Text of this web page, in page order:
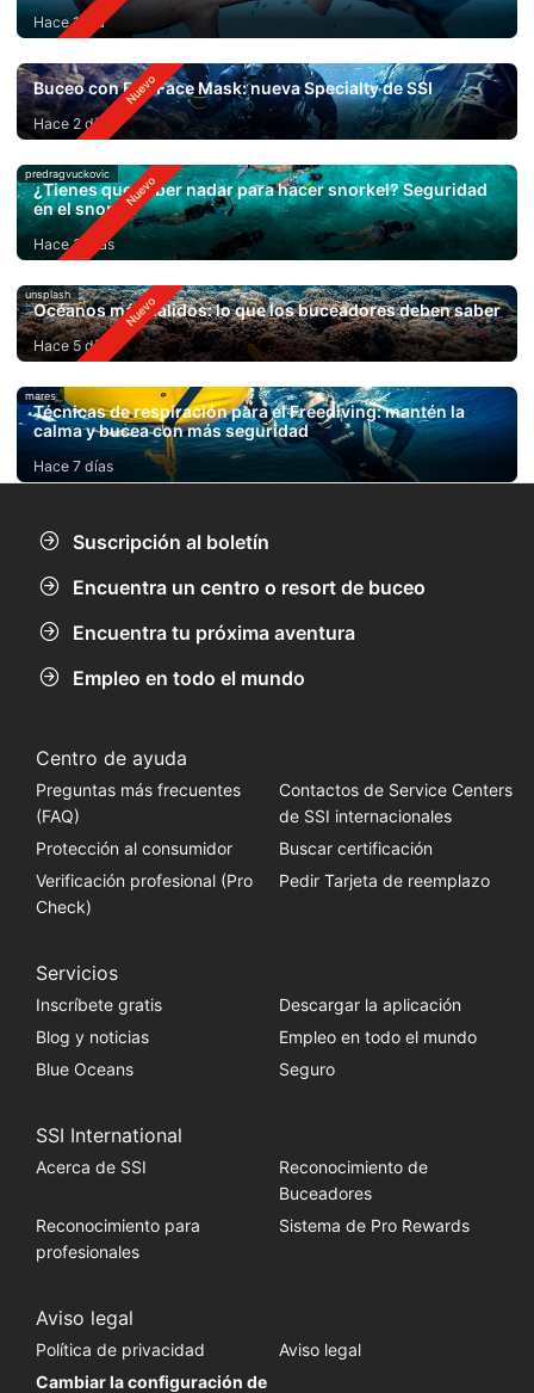
Hace 1 día
Buceo con Full Face Mask: nueva Specialty de SSI
Hace 2 días
predragvuckovic
¿Tienes que saber nadar para hacer snorkel? Seguridad
en el snorkel
Hace 3 días
unsplash
Océanos más cálidos: lo que los buceadores deben saber
Hace 5 días
mares
Técnicas de respiración para el Freediving: mantén la
calma y bucea con más seguridad
Hace 7 días
Suscripción al boletín
Encuentra un centro o resort de buceo
Encuentra tu próxima aventura
Empleo en todo el mundo
Centro de ayuda
Preguntas más frecuentes
(FAQ)
Contactos de Service Centers
de SSI internacionales
Protección al consumidor
Buscar certificación
Verificación profesional (Pro
Check)
Pedir Tarjeta de reemplazo
Servicios
Inscríbete gratis
Descargar la aplicación
Blog y noticias
Empleo en todo el mundo
Blue Oceans
Seguro
SSI International
Acerca de SSI
Reconocimiento de
Buceadores
Reconocimiento para
profesionales
Sistema de Pro Rewards
Aviso legal
Política de privacidad
Aviso legal
Cambiar la configuración de